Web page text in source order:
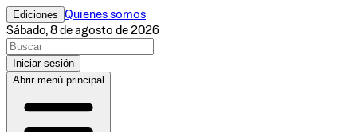
Ediciones Quienes somos
Sábado, 8 de agosto de 2026
Iniciar sesión
Abrir menú principal